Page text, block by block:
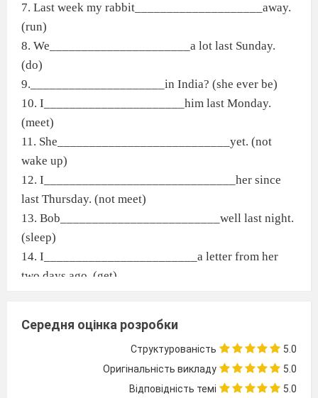
7. Last week my rabbit____________________away.
(run)
8. We______________________a lot last Sunday.
(do)
9._____________________in India? (she ever be)
10. I______________________him last Monday.
(meet)
11. She___________________________yet. (not
wake up)
12. I______________________________her since
last Thursday. (not meet)
13. Bob_________________________well last night.
(sleep)
14. I________________________a letter from her
two days ago. (get)
Complete the following sentences in the present
perfect simple tense. (Пишіть ЛИШЕ відповідь,
речення НЕ переписуйте)
Середня оцінка розробки
Структурованість
5.0
Оригінальність викладу
5.0
Відповідність темі
5.0